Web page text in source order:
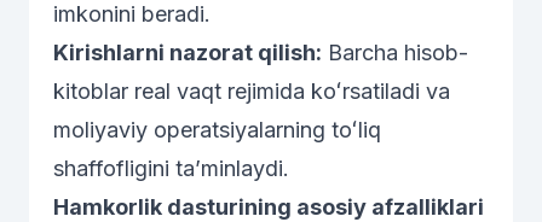
imkonini beradi.
Kirishlarni nazorat qilish: Barcha hisob-
kitoblar real vaqt rejimida koʻrsatiladi va
moliyaviy operatsiyalarning toʻliq
shaffofligini taʼminlaydi.
Hamkorlik dasturining asosiy afzalliklari